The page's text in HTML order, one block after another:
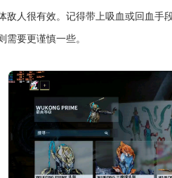
敌人很有效。记得带上吸血或回血手
需要更谨慎一些。